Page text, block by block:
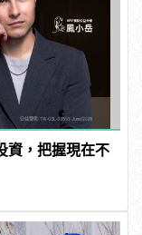
資，把握現在不